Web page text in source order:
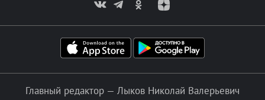
Главный редактор — Лыков Николай Валерьевич